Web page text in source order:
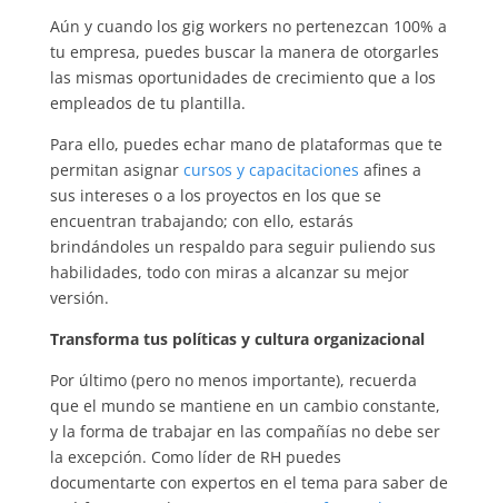
Aún y cuando los gig workers no pertenezcan 100% a
tu empresa, puedes buscar la manera de otorgarles
las mismas oportunidades de crecimiento que a los
empleados de tu plantilla.
Para ello, puedes echar mano de plataformas que te
permitan asignar cursos y capacitaciones afines a
sus intereses o a los proyectos en los que se
encuentran trabajando; con ello, estarás
brindándoles un respaldo para seguir puliendo sus
habilidades, todo con miras a alcanzar su mejor
versión.
Transforma tus políticas y cultura organizacional
Por último (pero no menos importante), recuerda
que el mundo se mantiene en un cambio constante,
y la forma de trabajar en las compañías no debe ser
la excepción. Como líder de RH puedes
documentarte con expertos en el tema para saber de